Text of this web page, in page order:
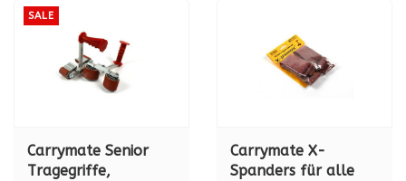
angesehen
SALE
Carrymate Senior
Tragegriffe,
Carrymate X-
Spanders für alle